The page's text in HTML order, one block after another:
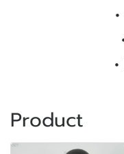
Product